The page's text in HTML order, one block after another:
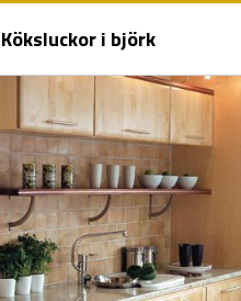
Köksluckor i björk